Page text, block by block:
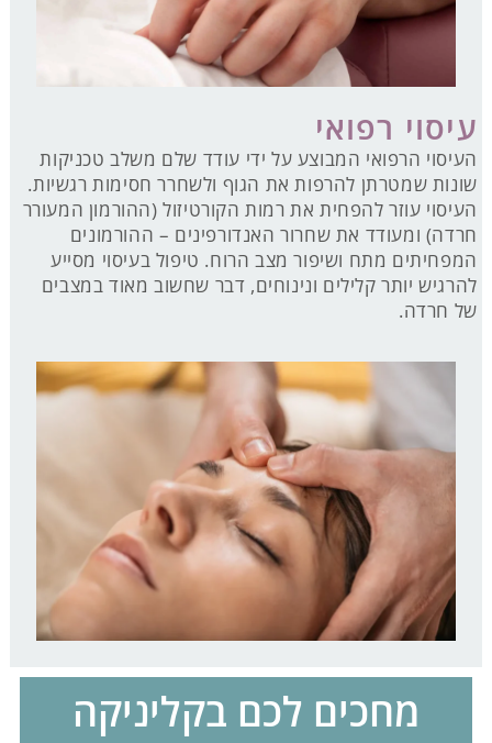
עיסוי רפואי
העיסוי הרפואי המבוצע על ידי עודד שלם משלב טכניקות
שונות שמטרתן להרפות את הגוף ולשחרר חסימות רגשיות.
העיסוי עוזר להפחית את רמות הקורטיזול (ההורמון המעורר
חרדה) ומעודד את שחרור האנדורפינים – ההורמונים
המפחיתים מתח ושיפור מצב הרוח. טיפול בעיסוי מסייע
להרגיש יותר קלילים ונינוחים, דבר שחשוב מאוד במצבים
של חרדה.
מחכים לכם בקליניקה